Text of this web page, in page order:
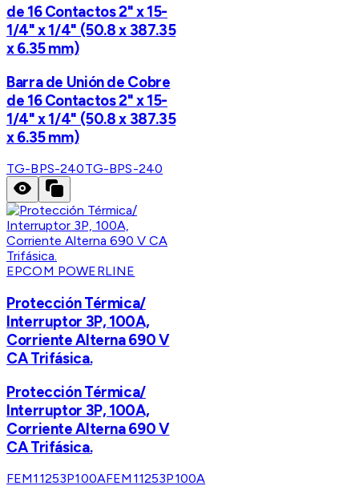
de 16 Contactos 2" x 15-
1/4" x 1/4" (50.8 x 387.35
x 6.35 mm)
Barra de Unión de Cobre
de 16 Contactos 2" x 15-
1/4" x 1/4" (50.8 x 387.35
x 6.35 mm)
TG-BPS-240TG-BPS-240
EPCOM POWERLINE
Protección Térmica/
Interruptor 3P, 100A,
Corriente Alterna 690 V
CA Trifásica.
Protección Térmica/
Interruptor 3P, 100A,
Corriente Alterna 690 V
CA Trifásica.
FEM11253P100AFEM11253P100A